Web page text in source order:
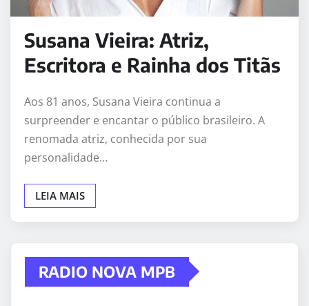
Susana Vieira: Atriz,
Escritora e Rainha dos Titãs
Aos 81 anos, Susana Vieira continua a
surpreender e encantar o público brasileiro. A
renomada atriz, conhecida por sua
personalidade…
LEIA MAIS
RADIO NOVA MPB